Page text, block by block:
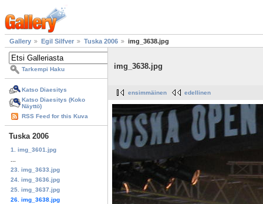
Gallery Egil Silfver Tuska 2006 img_3638.jpg
Tarkempi Haku
Katso Diaesitys
Katso Diaesitys (Koko
Näyttö)
RSS Feed for this Kuva
Tuska 2006
1. img_3601.jpg
23. img_3633.jpg
24. img_3636.jpg
25. img_3637.jpg
26. img_3638.jpg
img_3638.jpg
ensimmäinen edellinen